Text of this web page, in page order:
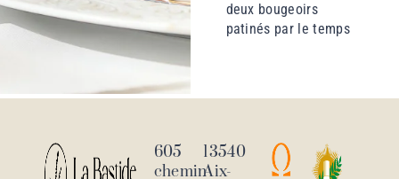
deux bougeoirs
patinés par le temps
605
chemin
13540
Aix-